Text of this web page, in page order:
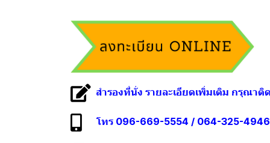
สำรองที่นั่ง รายละเอียดเพิ่มเติม กรุณาติ
โทร 096-669-5554 / 064-325-4946